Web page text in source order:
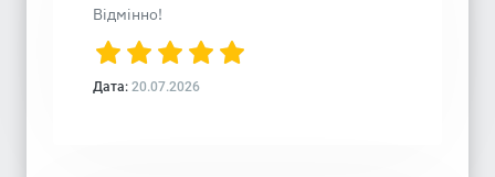
Відмінно!
Дата: 20.07.2026